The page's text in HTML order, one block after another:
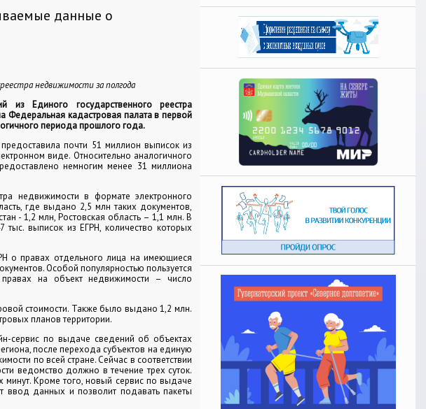
данные о
недвижимости за полгода
из Единого государственного реестра
Федеральная кадастровая палата в первой
периода прошлого года.
почти 51 миллион выписок из
виде. Относительно аналогичного
немногим менее 31 миллиона
недвижимости в формате электронного
где выдано 2,5 млн таких документов,
- 1,2 млн, Ростовская область – 1,1 млн. В
выписок из ЕГРН, количество которых
о правах отдельного лица на имеющиеся
Особой популярностью пользуется
правах на объект недвижимости – число
стоимости. Также было выдано 1,2 млн.
планов территории.
сервис по выдаче сведений об объектах
после перехода субъектов на единую
по всей стране. Сейчас в соответствии
ведомство должно в течение трех суток.
минут. Кроме того, новый сервис по выдаче
ввод данных и позволит подавать пакеты